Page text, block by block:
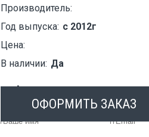
Производитель:
Год выпуска: с 2012г
Цена:
В наличии: Да
ОФОРМИТЬ ЗАКАЗ
ОФОРМИТЬ ЗАКАЗ